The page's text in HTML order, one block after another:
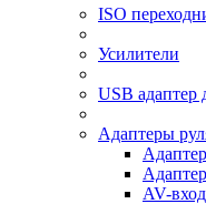
ISO
Усилители
USB адаптер
Адаптеры
AV-